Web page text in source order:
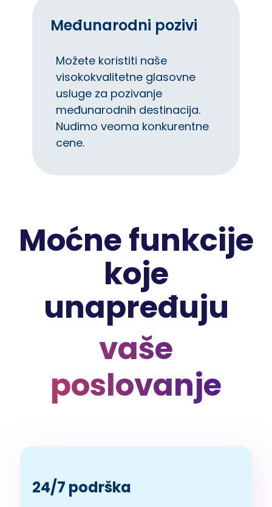
Međunarodni pozivi
Možete koristiti naše
visokokvalitetne glasovne
usluge za pozivanje
međunarodnih destinacija.
Nudimo veoma konkurentne
cene.
Moćne funkcije
koje
unapređuju
vaše
poslovanje
24/7 podrška